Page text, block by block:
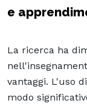
e
La ricerca ha
vantaggi. L'uso
modo